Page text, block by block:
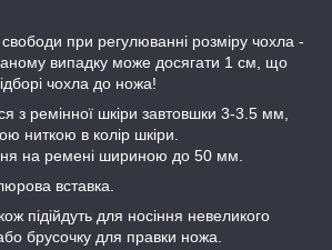
при регулюванні розміру чохла -
випадку може досягати 1 см, що
чохла до ножа!
з ремінної шкіри завтовшки 3-3.5 мм,
ниткою в колір шкіри.
на ремені шириною до 50 мм.
вставка.
підійдуть для носіння невеликого
брусочку для правки ножа.